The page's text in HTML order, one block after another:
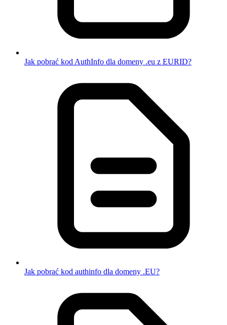
Jak pobrać kod AuthInfo dla domeny .eu z EURID?
Jak pobrać kod authinfo dla domeny .EU?